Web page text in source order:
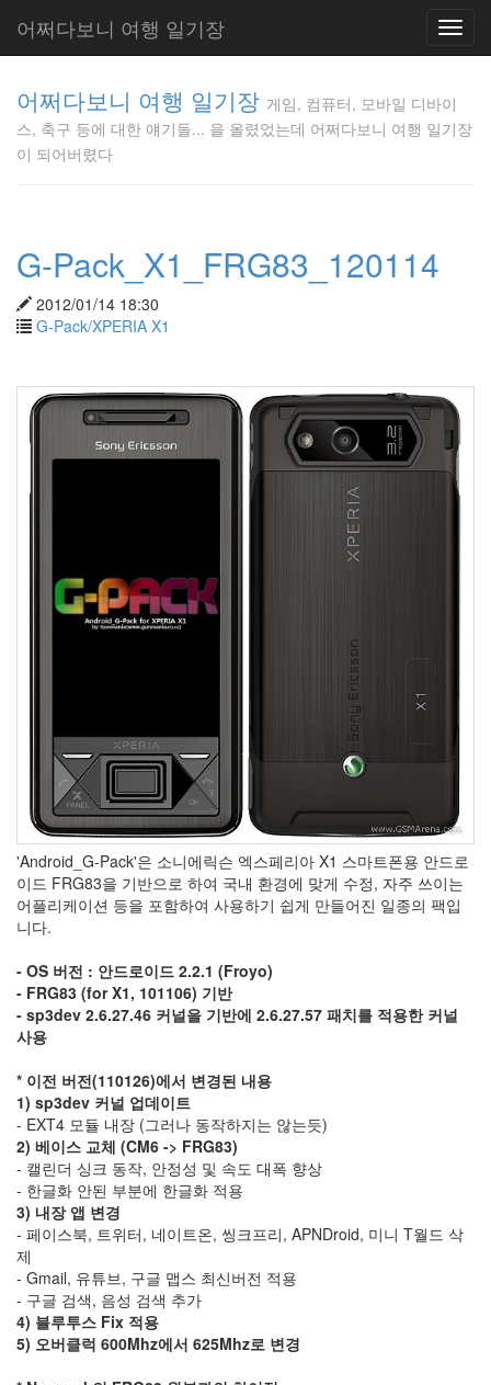
어쩌다보니 여행 일기장
어쩌다보니 여행 일기장 게임, 컴퓨터, 모바일 디바이
스, 축구 등에 대한 얘기들... 을 올렸었는데 어쩌다보니 여행 일기장
이 되어버렸다
G-Pack_X1_FRG83_120114
2012/01/14 18:30
G-Pack/XPERIA X1
'Android_G-Pack'은 소니에릭슨 엑스페리아 X1 스마트폰용 안드로
이드 FRG83을 기반으로 하여 국내 환경에 맞게 수정, 자주 쓰이는
어플리케이션 등을 포함하여 사용하기 쉽게 만들어진 일종의 팩입
니다.
- OS 버전 : 안드로이드 2.2.1 (Froyo)
- FRG83 (for X1, 101106) 기반
- sp3dev 2.6.27.46 커널을 기반에 2.6.27.57 패치를 적용한 커널
사용
* 이전 버전(110126)에서 변경된 내용
1) sp3dev 커널 업데이트
- EXT4 모듈 내장 (그러나 동작하지는 않는듯)
2) 베이스 교체 (CM6 -> FRG83)
- 캘린더 싱크 동작, 안정성 및 속도 대폭 향상
- 한글화 안된 부분에 한글화 적용
3) 내장 앱 변경
- 페이스북, 트위터, 네이트온, 씽크프리, APNDroid, 미니 T월드 삭
제
- Gmail, 유튜브, 구글 맵스 최신버전 적용
- 구글 검색, 음성 검색 추가
4) 블루투스 Fix 적용
5) 오버클럭 600Mhz에서 625Mhz로 변경
터, 모바일
디바이스,
축구 등에
대한 얘기
니 여행 일
기장이 되
어버렸다
Gunmania
Cloud
데
이
트
안
드
로
이
대
이
건
뭔
없
아
사